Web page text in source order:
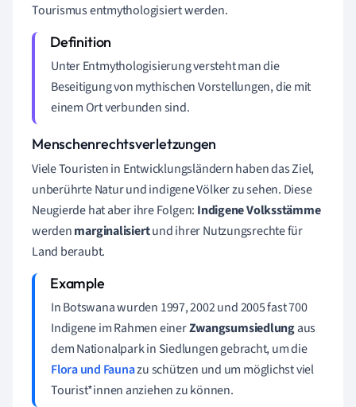
Tourismus entmythologisiert werden.
Unter Entmythologisierung versteht man die
Beseitigung von mythischen Vorstellungen, die mit
einem Ort verbunden sind.
Menschenrechtsverletzungen
Viele Touristen in Entwicklungsländern haben das Ziel,
unberührteNaturund indigene Völker zu sehen. Diese
Neugierde hat aber ihre Folgen: Indigene Volksstämme
werdenmarginalisiertund ihrer Nutzungsrechte für
Land beraubt.
In Botswana wurden 1997, 2002 und 2005 fast 700
Indigene im Rahmen einerZwangsumsiedlungaus
dem Nationalpark in Siedlungen gebracht, um die
Flora und Faunazu schützen und um möglichst viel
Tourist*innen anziehen zu können.